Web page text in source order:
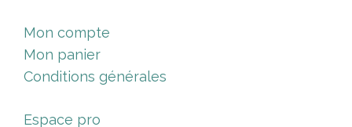
Mon compte
Mon panier
Conditions générales
Espace pro